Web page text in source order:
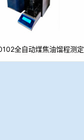
全自动煤焦油馏程测定
仪（重量法）